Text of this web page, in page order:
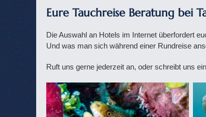
Eure Tauchreise Beratung bei
Die Auswahl an Hotels im Internet überfordert
Und was man sich während einer Rundreise
Ruft uns gerne jederzeit an, oder schreibt uns